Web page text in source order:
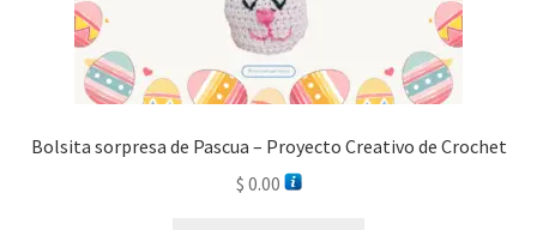
Bolsita sorpresa de Pascua – Proyecto Creativo de Crochet
$ 0.00